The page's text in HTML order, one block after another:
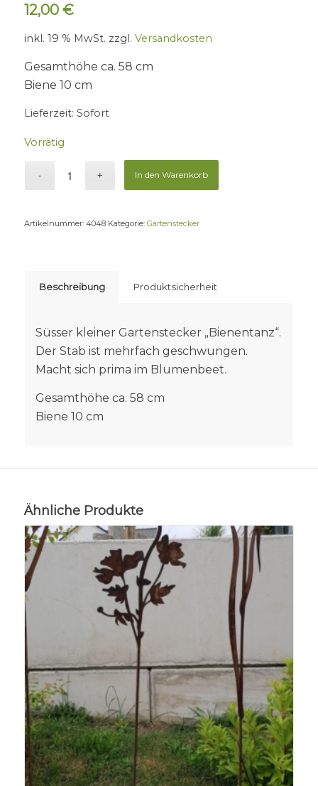
12,00 €
inkl. 19 % MwSt. zzgl. Versandkosten
Gesamthöhe ca. 58 cm
Biene 10 cm
Lieferzeit: Sofort
Vorrätig
In den Warenkorb
Artikelnummer: 4048 Kategorie: Gartenstecker
Beschreibung Produktsicherheit
Süsser kleiner Gartenstecker „Bienentanz“.
Der Stab ist mehrfach geschwungen.
Macht sich prima im Blumenbeet.
Gesamthöhe ca. 58 cm
Biene 10 cm
Ähnliche Produkte